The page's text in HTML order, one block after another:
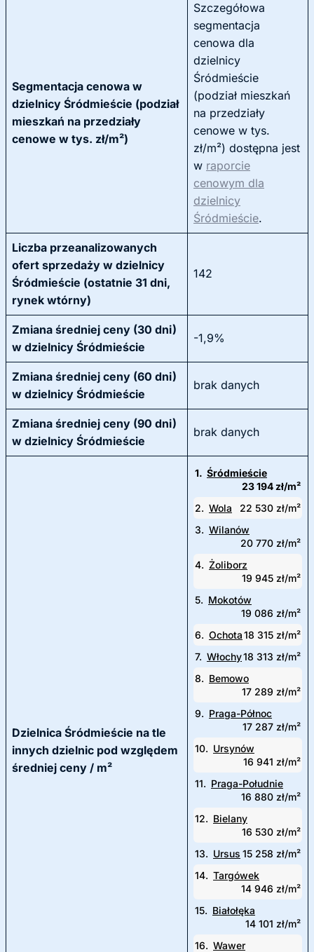
Segmentacja cenowa w
dzielnicy Śródmieście (podział
mieszkań na przedziały
cenowe w tys. zł/m²)
Szczegółowa
segmentacja
cenowa dla
dzielnicy
Śródmieście
(podział mieszkań
na przedziały
cenowe w tys.
zł/m²) dostępna jest
w raporcie
cenowym dla
dzielnicy
Śródmieście.
Liczba przeanalizowanych
ofert sprzedaży w dzielnicy
Śródmieście (ostatnie 31 dni,
rynek wtórny)
142
Zmiana średniej ceny (30 dni)
w dzielnicy Śródmieście
-1,9%
Zmiana średniej ceny (60 dni)
w dzielnicy Śródmieście
brak danych
Zmiana średniej ceny (90 dni)
w dzielnicy Śródmieście
brak danych
Dzielnica Śródmieście na tle
innych dzielnic pod względem
średniej ceny / m²
1. Śródmieście
23 194 zł/m²
2. Wola
22 530 zł/m²
3. Wilanów
20 770 zł/m²
4. Żoliborz
19 945 zł/m²
5. Mokotów
19 086 zł/m²
6. Ochota18 315 zł/m²
7. Włochy18 313 zł/m²
8. Bemowo
17 289 zł/m²
9. Praga-Północ
17 287 zł/m²
10. Ursynów
16 941 zł/m²
11. Praga-Południe
16 880 zł/m²
12. Bielany
16 530 zł/m²
13. Ursus 15 258 zł/m²
14. Targówek
14 946 zł/m²
15. Białołęka
14 101 zł/m²
16. Wawer